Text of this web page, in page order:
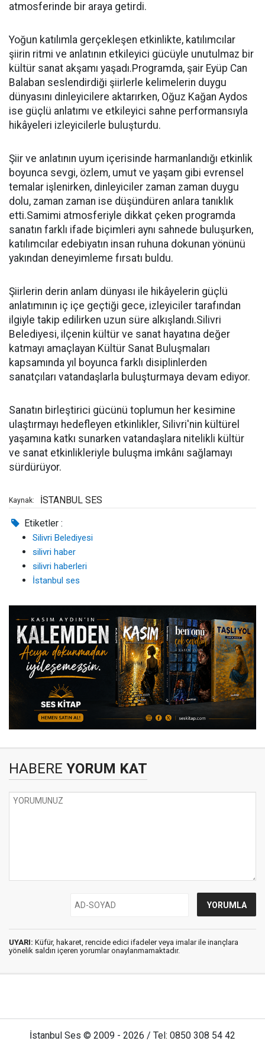
atmosferinde bir araya getirdi.
Yoğun katılımla gerçekleşen etkinlikte, katılımcılar
şiirin ritmi ve anlatının etkileyici gücüyle unutulmaz bir
kültür sanat akşamı yaşadı.Programda, şair Eyüp Can
Balaban seslendirdiği şiirlerle kelimelerin duygu
dünyasını dinleyicilere aktarırken, Oğuz Kağan Aydos
ise güçlü anlatımı ve etkileyici sahne performansıyla
hikâyeleri izleyicilerle buluşturdu.
Şiir ve anlatının uyum içerisinde harmanlandığı etkinlik
boyunca sevgi, özlem, umut ve yaşam gibi evrensel
temalar işlenirken, dinleyiciler zaman zaman duygu
dolu, zaman zaman ise düşündüren anlara tanıklık
etti.Samimi atmosferiyle dikkat çeken programda
sanatın farklı ifade biçimleri aynı sahnede buluşurken,
katılımcılar edebiyatın insan ruhuna dokunan yönünü
yakından deneyimleme fırsatı buldu.
Şiirlerin derin anlam dünyası ile hikâyelerin güçlü
anlatımının iç içe geçtiği gece, izleyiciler tarafından
ilgiyle takip edilirken uzun süre alkışlandı.Silivri
Belediyesi, ilçenin kültür ve sanat hayatına değer
katmayı amaçlayan Kültür Sanat Buluşmaları
kapsamında yıl boyunca farklı disiplinlerden
sanatçıları vatandaşlarla buluşturmaya devam ediyor.
Sanatın birleştirici gücünü toplumun her kesimine
ulaştırmayı hedefleyen etkinlikler, Silivri'nin kültürel
yaşamına katkı sunarken vatandaşlara nitelikli kültür
ve sanat etkinlikleriyle buluşma imkânı sağlamayı
sürdürüyor.
Kaynak: İSTANBUL SES
Etiketler :
Silivri Belediyesi
silivri haber
silivri haberleri
İstanbul ses
HABERE YORUM KAT
UYARI: Küfür, hakaret, rencide edici ifadeler veya imalar ile inançlara
yönelik saldırı içeren yorumlar onaylanmamaktadır.
İstanbul Ses © 2009 - 2026 / Tel: 0850 308 54 42